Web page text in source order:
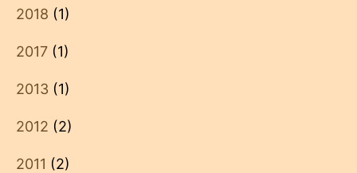
2018 (1)
2017 (1)
2013 (1)
2012 (2)
2011 (2)